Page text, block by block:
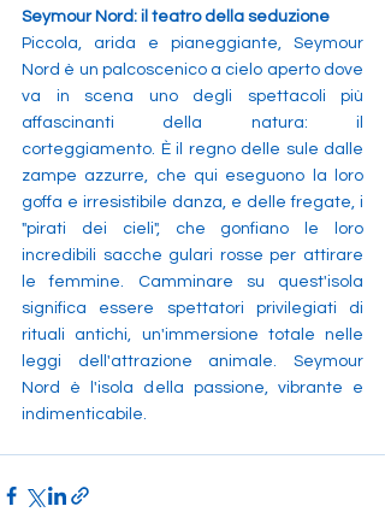
Seymour Nord: il teatro della seduzione
Piccola, arida e pianeggiante, Seymour
Nord è un palcoscenico a cielo aperto dove
va in scena uno degli spettacoli più
affascinanti della natura: il
corteggiamento. È il regno delle sule dalle
zampe azzurre, che qui eseguono la loro
goffa e irresistibile danza, e delle fregate, i
"pirati dei cieli", che gonfiano le loro
incredibili sacche gulari rosse per attirare
le femmine. Camminare su quest'isola
significa essere spettatori privilegiati di
rituali antichi, un'immersione totale nelle
leggi dell'attrazione animale. Seymour
Nord è l'isola della passione, vibrante e
indimenticabile.